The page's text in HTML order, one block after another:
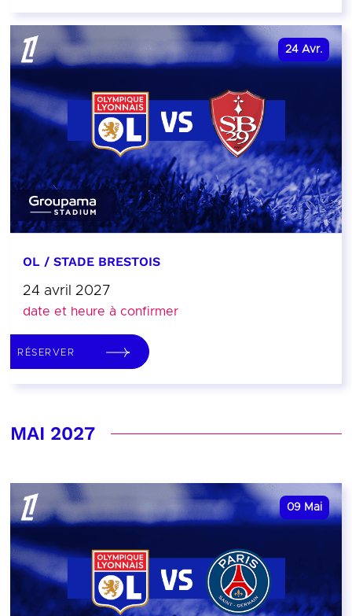
24 Avr.
OL / STADE BRESTOIS
24 avril 2027
date et heure à confirmer
RÉSERVER
MAI 2027
09 Mai